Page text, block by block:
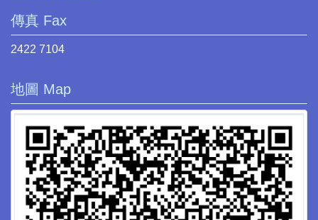
傳真 Fax
2422 7104
地圖 Map